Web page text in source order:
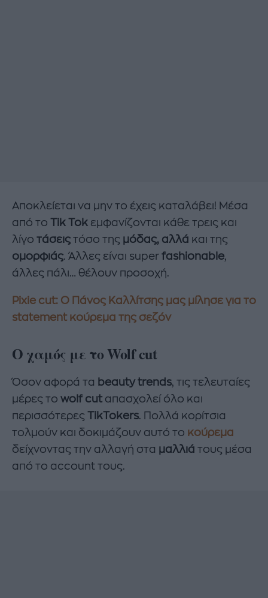
Αποκλείεται να μην το έχεις καταλάβει! Μέσα
από το Tik Tok εμφανίζονται κάθε τρεις και
λίγο τάσεις τόσο της μόδας, αλλά και της
ομορφιάς. Άλλες είναι super fashionable,
άλλες πάλι… θέλουν προσοχή.
Pixie cut: Ο Πάνος Καλλίτσης μας μίλησε για το
statement κούρεμα της σεζόν
Ο χαμός με τοWolfcut
Όσον αφορά τα beauty trends, τις τελευταίες
μέρες το wolf cut απασχολεί όλο και
περισσότερες
TikTokers. Πολλά κορίτσια
τολμούν και δοκιμάζουν αυτό το κούρεμα
δείχνοντας την αλλαγή στα μαλλιά τους μέσα
από το account τους.